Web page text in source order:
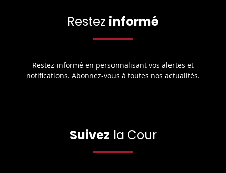
Restez informé
Restez informé en personnalisant vos alertes et
notifications. Abonnez-vous à toutes nos actualités.
Suivez la Cour